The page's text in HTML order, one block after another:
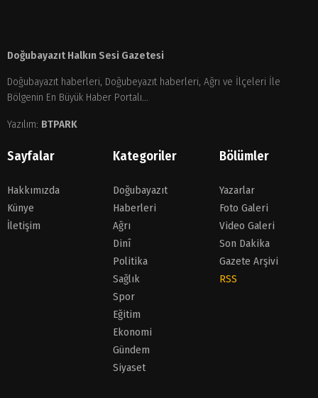
Doğubayazıt Halkın Sesi Gazetesi
Doğubayazıt haberleri, Doğubeyazıt haberleri, Ağrı ve İlçeleri İle
Bölgenin En Büyük Haber Portalı...
Yazılım: BTPARK
Sayfalar
Hakkımızda
Künye
İletişim
Kategoriler
Doğubayazıt
Haberleri
Ağrı
Dinî
Politika
Sağlık
Spor
Eğitim
Ekonomi
Gündem
Siyaset
Bölümler
Yazarlar
Foto Galeri
Video Galeri
Son Dakika
Gazete Arşivi
RSS